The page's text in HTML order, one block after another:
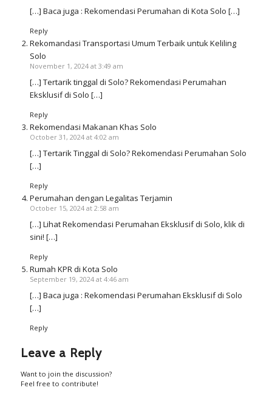
[…] Baca juga : Rekomendasi Perumahan di Kota Solo […]
Reply
Rekomandasi Transportasi Umum Terbaik untuk Keliling
Solo
November 1, 2024 at 3:49 am
[…] Tertarik tinggal di Solo? Rekomendasi Perumahan
Eksklusif di Solo […]
Reply
Rekomendasi Makanan Khas Solo
October 31, 2024 at 4:02 am
[…] Tertarik Tinggal di Solo? Rekomendasi Perumahan Solo
[…]
Reply
Perumahan dengan Legalitas Terjamin
October 15, 2024 at 2:58 am
[…] Lihat Rekomendasi Perumahan Eksklusif di Solo, klik di
sini! […]
Reply
Rumah KPR di Kota Solo
September 19, 2024 at 4:46 am
[…] Baca juga : Rekomendasi Perumahan Eksklusif di Solo
[…]
Reply
Leave a Reply
Want to join the discussion?
Feel free to contribute!